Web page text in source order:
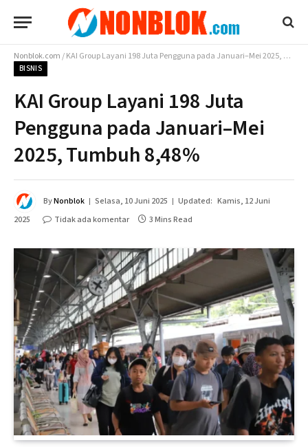
Nonblok.com/KAI Group Layani 198 Juta Pengguna pada Januari–Mei 2025, Tumbuh 8,48%
BISNIS
KAI Group Layani 198 Juta
Pengguna pada Januari–Mei
2025, Tumbuh 8,48%
ByNonblok Selasa, 10 Juni 2025 Updated: Kamis, 12 Juni
2025
Tidak ada komentar 3 Mins Read